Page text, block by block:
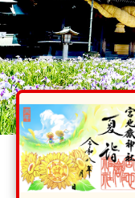
当ホームページで掲載の
禁じます。
Copyright © Miyajidake